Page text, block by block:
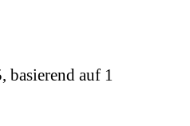
basierend auf 1